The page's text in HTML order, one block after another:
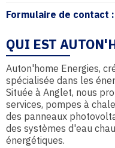
Formulaire de contact :
QUI EST
Auton'home Energies,
spécialisée dans les
Située à Anglet, nous
services, pompes à
des panneaux
des systèmes d'eau
énergétiques.